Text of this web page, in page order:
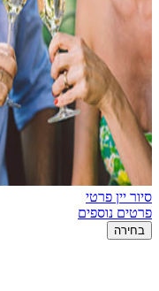
סיור יין פרטי
פרטים נוספים
בחירה